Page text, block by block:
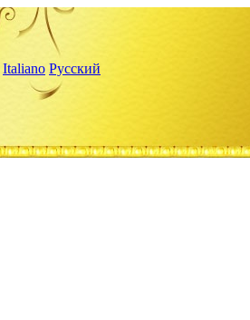
Italiano Русский